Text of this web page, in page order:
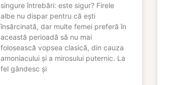
singure întrebări: este sigur? Firele
albe nu dispar pentru că ești
însărcinată, dar multe femei preferă în
această perioadă să nu mai
folosească vopsea clasică, din cauza
amoniacului și a mirosului puternic. La
fel gândesc și